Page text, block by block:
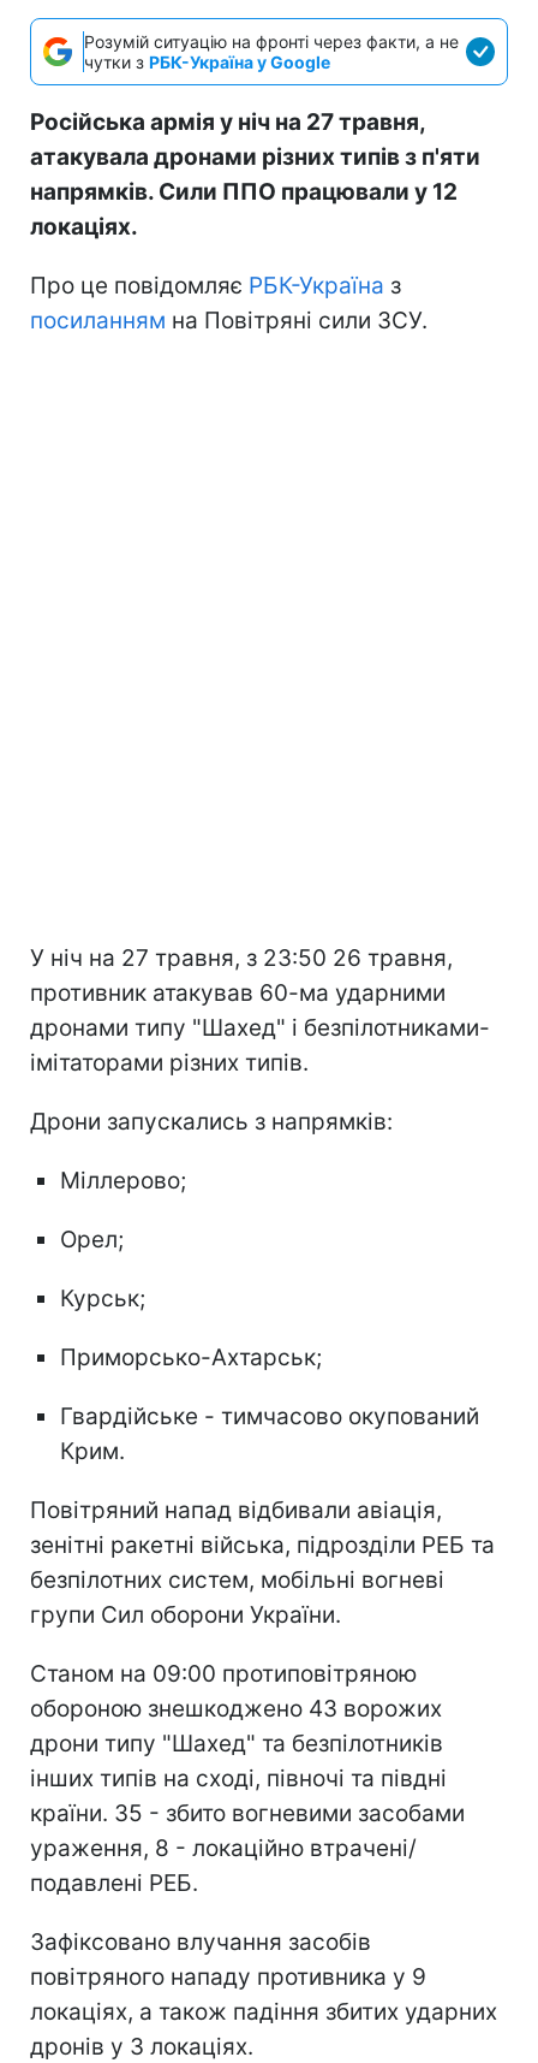
Розумій ситуацію на фронті через факти, а не
чутки з РБК-Україна у Google
Російська армія у ніч на 27 травня,
атакувала дронами різних типів з п'яти
напрямків. Сили ППО працювали у 12
локаціях.
Про це повідомляє РБК-Україна з
посиланням на Повітряні сили ЗСУ.
У ніч на 27 травня, з 23:50 26 травня,
противник атакував 60-ма ударними
дронами типу "Шахед" і безпілотниками-
імітаторами різних типів.
Дрони запускались з напрямків:
Міллерово;
Орел;
Курськ;
Приморсько-Ахтарськ;
Гвардійське - тимчасово окупований
Крим.
Повітряний напад відбивали авіація,
зенітні ракетні війська, підрозділи РЕБ та
безпілотних систем, мобільні вогневі
групи Сил оборони України.
Станом на 09:00 протиповітряною
обороною знешкоджено 43 ворожих
дрони типу "Шахед" та безпілотників
інших типів на сході, півночі та півдні
країни. 35 - збито вогневими засобами
ураження, 8 - локаційно втрачені/
подавлені РЕБ.
Зафіксовано влучання засобів
повітряного нападу противника у 9
локаціях, а також падіння збитих ударних
дронів у 3 локаціях.